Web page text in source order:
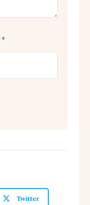
*
Twitter